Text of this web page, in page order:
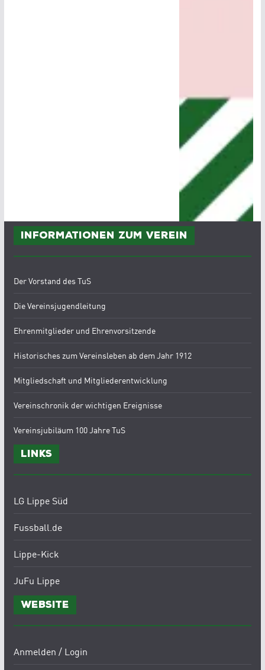
Informationen zum Verein
Der Vorstand des TuS
Die Vereinsjugendleitung
Ehrenmitglieder und Ehrenvorsitzende
Historisches zum Vereinsleben ab dem Jahr 1912
Mitgliedschaft und Mitgliederentwicklung
Vereinschronik der wichtigen Ereignisse
Vereinsjubiläum 100 Jahre TuS
Links
LG Lippe Süd
Fussball.de
Lippe-Kick
JuFu Lippe
Website
Anmelden / Login